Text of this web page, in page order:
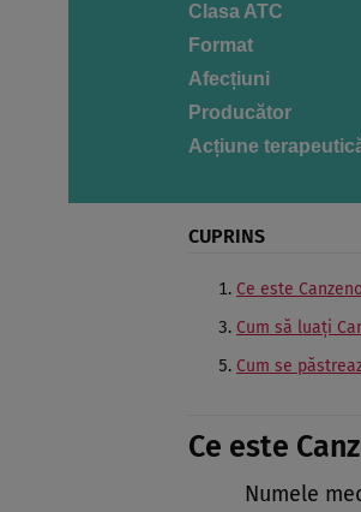
Clasa ATC
Format
Afecțiuni
Producător
Acțiune
CUPRINS
Ce este
Cum să luaţi
Cum se
Ce este
Numele